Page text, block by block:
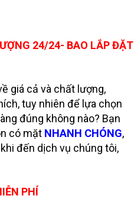
24/24- BAO LẮP ĐẶT
giá cả và chất lượng,
tuy nhiên để lựa chọn
đúng không nào? Bạn
có mặt NHANH CHÓNG,
đến dịch vụ chúng tôi,
PHÍ